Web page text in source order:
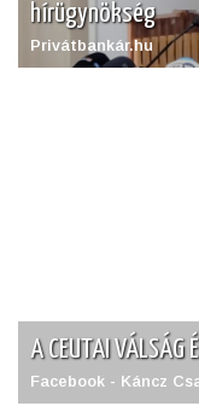
hírügynökség
Privátbankár.hu
A CEUTAI VÁLSÁG
Facebook - Káncz